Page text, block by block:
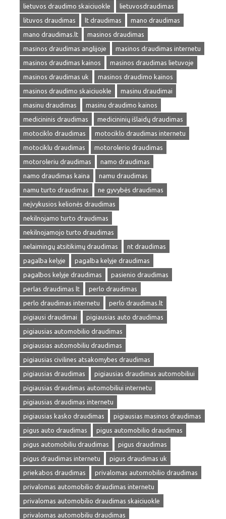
lietuvos draudimo skaiciuokle
lietuvosdraudimas
lituvos draudimas
lt draudimas
mano draudimas
mano draudimas.lt
masinos draudimas
masinos draudimas anglijoje
masinos draudimas internetu
masinos draudimas kainos
masinos draudimas lietuvoje
masinos draudimas uk
masinos draudimo kainos
masinos draudimo skaiciuokle
masinu draudimai
masinu draudimas
masinu draudimo kainos
medicininis draudimas
medicininių išlaidų draudimas
motociklo draudimas
motociklo draudimas internetu
motociklu draudimas
motorolerio draudimas
motoroleriu draudimas
namo draudimas
namo draudimas kaina
namu draudimas
namu turto draudimas
ne gyvybės draudimas
neįvykusios kelionės draudimas
nekilnojamo turto draudimas
nekilnojamojo turto draudimas
nelaimingų atsitikimų draudimas
nt draudimas
pagalba kelyje
pagalba kelyje draudimas
pagalbos kelyje draudimas
pasienio draudimas
perlas draudimas lt
perlo draudimas
perlo draudimas internetu
perlo draudimas.lt
pigiausi draudimai
pigiausias auto draudimas
pigiausias automobilio draudimas
pigiausias automobiliu draudimas
pigiausias civilines atsakomybes draudimas
pigiausias draudimas
pigiausias draudimas automobiliui
pigiausias draudimas automobiliui internetu
pigiausias draudimas internetu
pigiausias kasko draudimas
pigiausias masinos draudimas
pigus auto draudimas
pigus automobilio draudimas
pigus automobiliu draudimas
pigus draudimas
pigus draudimas internetu
pigus draudimas uk
priekabos draudimas
privalomas automobilio draudimas
privalomas automobilio draudimas internetu
privalomas automobilio draudimas skaiciuokle
privalomas automobiliu draudimas